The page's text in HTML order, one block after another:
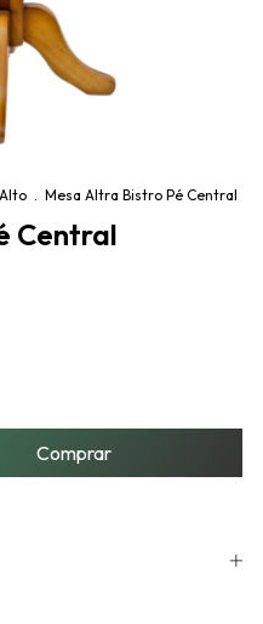
. Mesa Altra Bistro Pé Central
Central